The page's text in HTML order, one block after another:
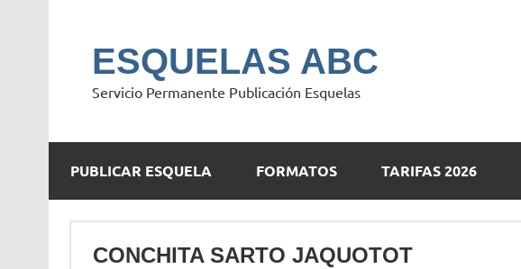
ESQUELAS ABC
Servicio Permanente Publicación Esquelas
PUBLICAR ESQUELA FORMATOS TARIFAS 2026
CONCHITA SARTO JAQUOTOT